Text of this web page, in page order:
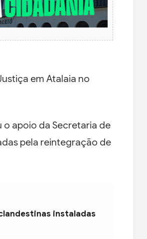
em Atalaia no
o apoio da Secretaria de
pela reintegração de
instaladas